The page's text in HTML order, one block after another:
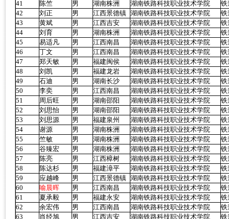
41
陈竺 男 湖南株洲 湖南铁路科技职业技术学院
铁
42
刘正 男 江西景德镇 湖南铁路科技职业技术学院
铁
43
黄斌 男 江西吉安 湖南铁路科技职业技术学院
铁
44
刘育 男 湖南株洲 湖南铁路科技职业技术学院
铁
45
易适凡 男 江西南昌 湖南铁路科技职业技术学院
铁
46
丁文 男 江西南昌 湖南铁路科技职业技术学院
铁
47
郑天敏 男 福建闽侯 湖南铁路科技职业技术学院
铁
48
刘凯 男 福建龙岩 湖南铁路科技职业技术学院
铁
49
石迪 男 湖南长沙 湖南铁路科技职业技术学院
铁
50
李奕 男 江西南昌 湖南铁路科技职业技术学院
铁
51
周后旺 男 湖南邵阳 湖南铁路科技职业技术学院
铁
52
刘思怡 男 湖南邵阳 湖南铁路科技职业技术学院
铁
53
刘思源 男 福建泉州 湖南铁路科技职业技术学院
铁
54
谢源 男 湖南株洲 湖南铁路科技职业技术学院
铁
55
竺敏 男 湖南株洲 湖南铁路科技职业技术学院
铁
56
谷臻宏 男 湖南株洲 湖南铁路科技职业技术学院
铁
57
陈亮 男 江西樟树 湖南铁路科技职业技术学院
铁
58
陈达杉 男 福建漳平 湖南铁路科技职业技术学院
铁
59
应越峰 男 江西景德镇 湖南铁路科技职业技术学院
铁
60
喻晨晖 男 江西南昌 湖南铁路科技职业技术学院
铁
61
夏承毅 男 福建永安 湖南铁路科技职业技术学院
铁
62
余宏伟 男 江西南昌 湖南铁路科技职业技术学院
铁
63
肖经旭 男 江西吉安 湖南铁路科技职业技术学院
铁